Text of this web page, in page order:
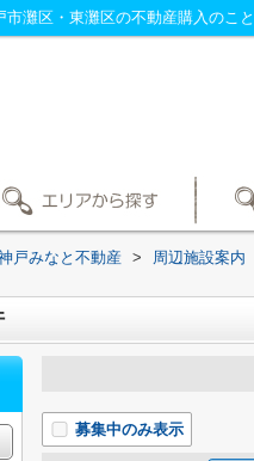
戸みなと不動産 > 周辺施設案内
募集中のみ表示